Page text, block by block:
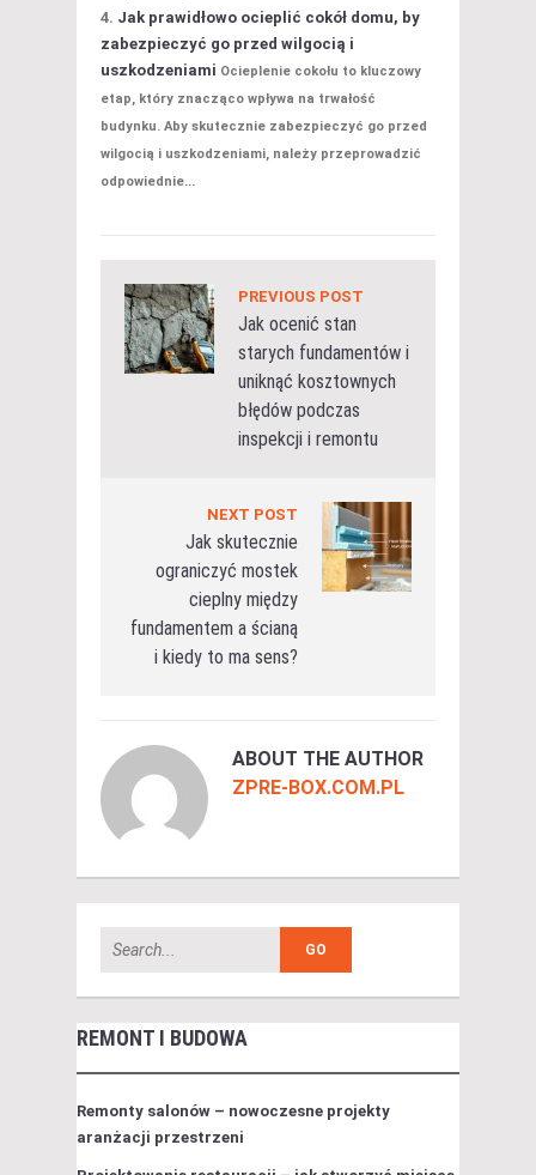
Jak prawidłowo ocieplić cokół domu, by
zabezpieczyć go przed wilgocią i
uszkodzeniami Ocieplenie cokołu to kluczowy
etap, który znacząco wpływa na trwałość
budynku. Aby skutecznie zabezpieczyć go przed
wilgocią i uszkodzeniami, należy przeprowadzić
odpowiednie...
PREVIOUS POST
Jak ocenić stan
starych fundamentów i
uniknąć kosztownych
błędów podczas
inspekcji i remontu
NEXT POST
Jak skutecznie
ograniczyć mostek
cieplny między
fundamentem a ścianą
i kiedy to ma sens?
ABOUT THE AUTHOR
ZPRE-BOX.COM.PL
REMONT I BUDOWA
Remonty salonów – nowoczesne projekty
aranżacji przestrzeni